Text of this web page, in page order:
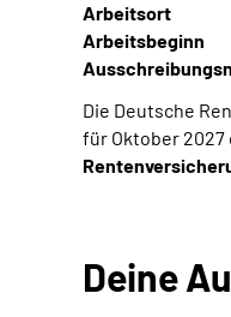
Arbeitsort
Arbeitsbeginn
Die Deutsche
für Oktober
Deine